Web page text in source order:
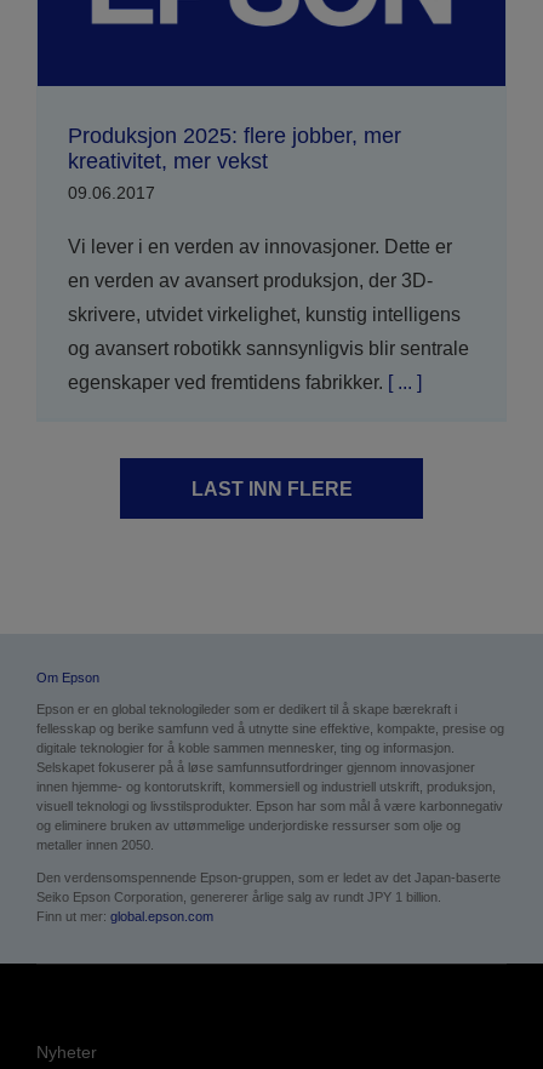
Produksjon 2025: flere jobber, mer
kreativitet, mer vekst
09.06.2017
Vi lever i en verden av innovasjoner. Dette er
en verden av avansert produksjon, der 3D-
skrivere, utvidet virkelighet, kunstig intelligens
og avansert robotikk sannsynligvis blir sentrale
egenskaper ved fremtidens fabrikker. [ ... ]
LAST INN FLERE
Om Epson
Epson er en global teknologileder som er dedikert til å skape bærekraft i
fellesskap og berike samfunn ved å utnytte sine effektive, kompakte, presise og
digitale teknologier for å koble sammen mennesker, ting og informasjon.
Selskapet fokuserer på å løse samfunnsutfordringer gjennom innovasjoner
innen hjemme- og kontorutskrift, kommersiell og industriell utskrift, produksjon,
visuell teknologi og livsstilsprodukter. Epson har som mål å være karbonnegativ
og eliminere bruken av uttømmelige underjordiske ressurser som olje og
metaller innen 2050.
Den verdensomspennende Epson-gruppen, som er ledet av det Japan-baserte
Seiko Epson Corporation, genererer årlige salg av rundt JPY 1 billion.
Finn ut mer: global.epson.com
Nyheter